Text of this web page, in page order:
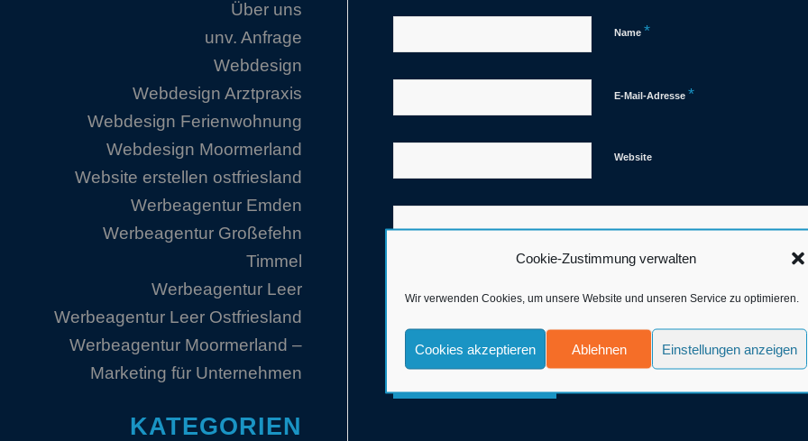
Cookie-Zustimmung verwalten
Wir verwenden Cookies, um unsere Website und unseren Service zu optimieren.
Cookies akzeptieren Ablehnen Einstellungen anzeigen
Name *
E-Mail-Adresse *
Website
Über uns
unv. Anfrage
Webdesign
Webdesign Arztpraxis
Webdesign Ferienwohnung
Webdesign Moormerland
Website erstellen ostfriesland
Werbeagentur Emden
Werbeagentur Großefehn
Timmel
Werbeagentur Leer
Werbeagentur Leer Ostfriesland
Werbeagentur Moormerland –
Marketing für Unternehmen
KATEGORIEN